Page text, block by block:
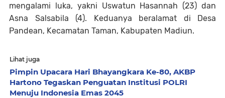
mengalami luka, yakni Uswatun Hasannah (23) dan
Asna Salsabila (4). Keduanya beralamat di Desa
Pandean, Kecamatan Taman, Kabupaten Madiun.
Lihat juga
Pimpin Upacara Hari Bhayangkara Ke-80, AKBP
Hartono Tegaskan Penguatan Institusi POLRI
Menuju Indonesia Emas 2045